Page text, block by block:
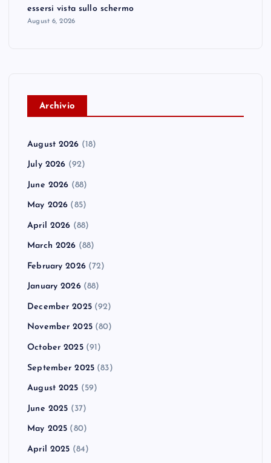
essersi vista sullo schermo
August 6, 2026
Archivio
August 2026 (18)
July 2026 (92)
June 2026 (88)
May 2026 (85)
April 2026 (88)
March 2026 (88)
February 2026(72)
January 2026(88)
December 2025(92)
November 2025(80)
October 2025(91)
September 2025 (83)
August 2025 (59)
June 2025 (37)
May 2025 (80)
April 2025 (84)